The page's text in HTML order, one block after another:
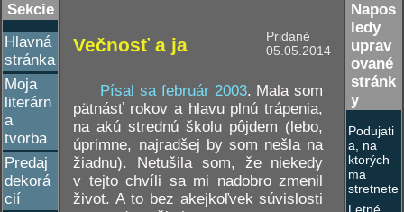
Sekcie
Hlavná
stránka
Moja
literárn
a
tvorba
Predaj
dekorá
cií
Pridané
05.05.2014
Večnosť a ja
Písal sa február 2003. Mala som
pätnásť rokov a hlavu plnú trápenia,
na akú strednú školu pôjdem (lebo,
úprimne, najradšej by som nešla na
žiadnu). Netušila som, že niekedy
v tejto chvíli sa mi nadobro zmenil
život. A to bez akejkoľvek súvislosti
Napos
ledy
uprav
ované
stránk
y
Podujati
a, na
ktorých
ma
stretnete